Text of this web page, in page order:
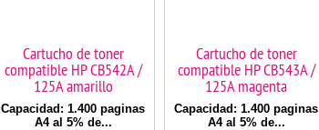
Cartucho de toner
compatible HP CB542A /
125A amarillo
Capacidad: 1.400 paginas
A4 al 5% de...
Cartucho de toner
compatible HP CB543A /
125A magenta
Capacidad: 1.400 paginas
A4 al 5% de...